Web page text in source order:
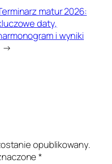
matur 2026:
daty,
i wyniki
→
opublikowany.
*